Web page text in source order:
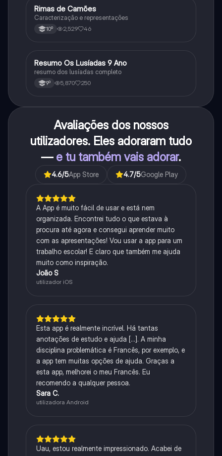
Português
Rimas de Camões
Caracterização e representações
10º 2,529 46
Português
Resumo Os Lusíadas 9 Ano
resumo dos lusíadas completo
9º 5,870 250
Avaliações dos nossos
utilizadores. Eles adoraram tudo
— e tu também vais adorar.
4.6/5App Store 4.7/5Google Play
A App é muito fácil de usar e está nem
organizada. Encontrei tudo o que estava à
procura até agora e consegui aprender muito
com as apresentações! Vou usar a app para um
trabalho escolar! E claro que também me ajuda
muito como inspiração.
João S
utilizador iOS
Esta app é realmente incrível. Há tantas
anotações de estudo e ajuda [...]. A minha
disciplina problemática é Francês, por exemplo, e
a app tem muitas opções de ajuda. Graças a
esta app, melhorei o meu Francês. Eu
recomendo a qualquer pessoa.
Sara C.
utilizadora Android
Uau, estou realmente impressionado. Acabei de